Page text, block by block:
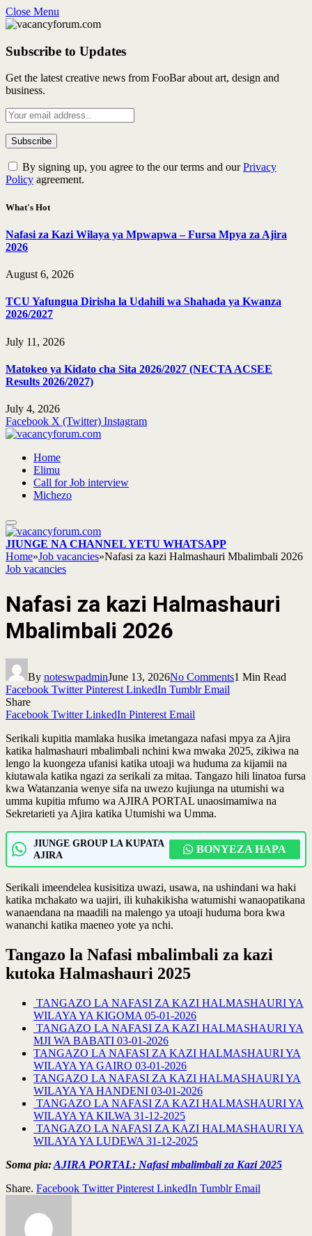
Close Menu
Subscribe to Updates
Get the latest creative news from FooBar about art, design and
business.
By signing up, you agree to the our terms and ourPrivacy
Policy agreement.
What's Hot
Nafasi za Kazi Wilaya ya Mpwapwa – Fursa Mpya za Ajira
2026
August 6, 2026
TCU Yafungua Dirisha la Udahili wa Shahada ya Kwanza
2026/2027
July 11, 2026
Matokeo ya Kidato cha Sita 2026/2027 (NECTA ACSEE
Results 2026/2027)
July 4, 2026
Facebook X (Twitter) Instagram
Home
Elimu
Call for Job interview
Michezo
JIUNGE NA CHANNEL YETU WHATSAPP
Home»Job vacancies»Nafasi za kazi Halmashauri Mbalimbali 2026
Job vacancies
Nafasi za kazi Halmashauri
Mbalimbali 2026
By noteswpadminJune 13, 2026No Comments1 Min Read
Facebook Twitter Pinterest LinkedIn Tumblr Email
Share
Facebook Twitter LinkedIn Pinterest Email
Serikali kupitia mamlaka husika imetangaza nafasi mpya za Ajira
katika halmashauri mbalimbali nchini kwa mwaka 2025, zikiwa na
lengo la kuongeza ufanisi katika utoaji wa huduma za kijamii na
kiutawala katika ngazi za serikali za mitaa. Tangazo hili linatoa fursa
kwa Watanzania wenye sifa na uwezo kujiunga na utumishi wa
umma kupitia mfumo wa AJIRA PORTAL unaosimamiwa na
Sekretarieti ya Ajira katika Utumishi wa Umma.
JIUNGE GROUP LA KUPATA
AJIRA
BONYEZA HAPA
Serikali imeendelea kusisitiza uwazi, usawa, na ushindani wa haki
katika mchakato wa uajiri, ili kuhakikisha watumishi wanaopatikana
wanaendana na maadili na malengo ya utoaji huduma bora kwa
wananchi katika maeneo yote ya nchi.
Tangazo la Nafasi mbalimbali za kazi
kutoka Halmashauri 2025
TANGAZO LA NAFASI ZA KAZI HALMASHAURI YA
WILAYA YA KIGOMA 05-01-2026
TANGAZO LA NAFASI ZA KAZI HALMASHAURI YA
MJI WA BABATI 03-01-2026
TANGAZO LA NAFASI ZA KAZI HALMASHAURI YA
WILAYA YA GAIRO 03-01-2026
TANGAZO LA NAFASI ZA KAZI HALMASHAURI YA
WILAYA YA HANDENI 03-01-2026
TANGAZO LA NAFASI ZA KAZI HALMASHAURI YA
WILAYA YA KILWA 31-12-2025
TANGAZO LA NAFASI ZA KAZI HALMASHAURI YA
WILAYA YA LUDEWA 31-12-2025
Soma pia:AJIRA PORTAL: Nafasi mbalimbali za Kazi 2025
Share. Facebook Twitter Pinterest LinkedIn Tumblr Email